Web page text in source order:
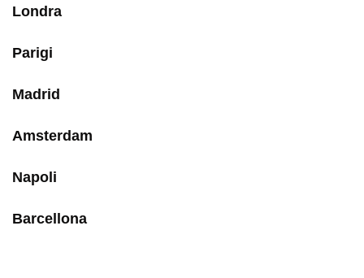
Londra
Parigi
Madrid
Amsterdam
Napoli
Barcellona